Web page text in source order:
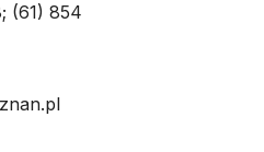
(61) 854